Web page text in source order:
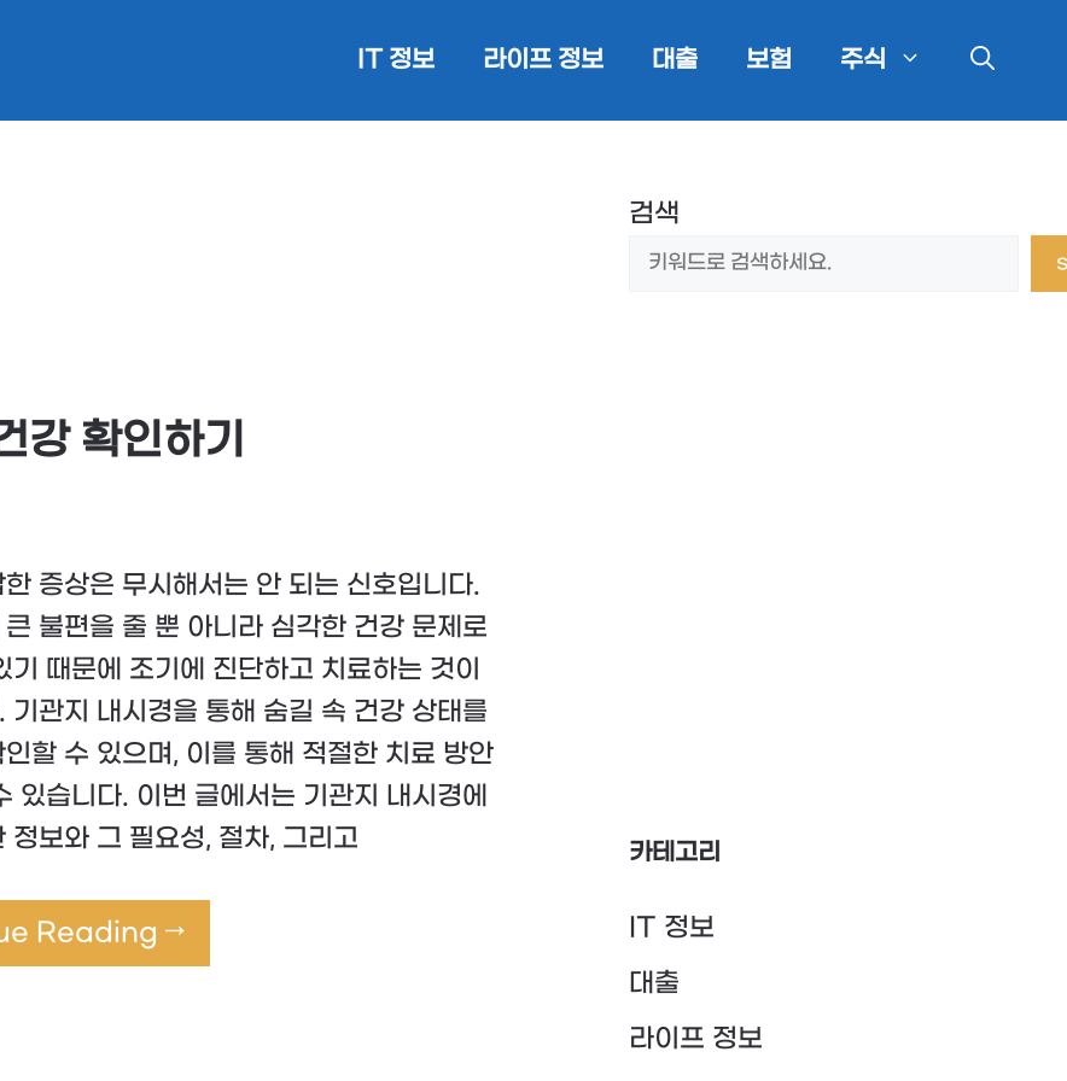
IT 정보 라이프 정보 대출 보험 주식
강 확인하기
증상은 무시해서는 안 되는 신호입니다.
불편을 줄 뿐 아니라 심각한 건강 문제로
기 때문에 조기에 진단하고 치료하는 것이
기관지 내시경을 통해 숨길 속 건강 상태를
할 수 있으며, 이를 통해 적절한 치료 방안
있습니다. 이번 글에서는 기관지 내시경에
정보와 그 필요성, 절차, 그리고
Reading →
검색
카테고리
IT 정보
대출
라이프 정보